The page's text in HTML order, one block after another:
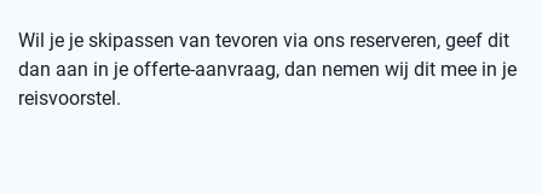
Wil je je skipassen van tevoren via ons reserveren, geef dit
dan aan in je offerte-aanvraag, dan nemen wij dit mee in je
reisvoorstel.